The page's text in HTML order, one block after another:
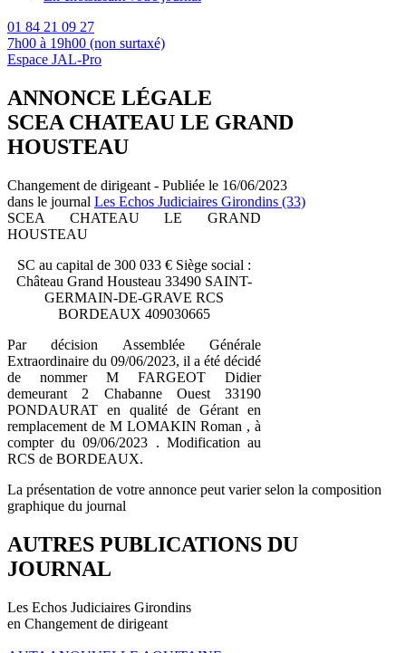
01 84 21 09 27
7h00 à 19h00 (non surtaxé)
Espace JAL-Pro
ANNONCE LÉGALE
SCEA CHATEAU LE GRAND
HOUSTEAU
Changement de dirigeant - Publiée le 16/06/2023
dans le journal Les Echos Judiciaires Girondins (33)
SCEA CHATEAU LE GRAND
HOUSTEAU
SC au capital de 300 033 € Siège social :
Château Grand Housteau 33490 SAINT-
GERMAIN-DE-GRAVE RCS
BORDEAUX 409030665
Par décision Assemblée Générale
Extraordinaire du 09/06/2023, il a été décidé
de nommer M FARGEOT Didier
demeurant 2 Chabanne Ouest 33190
PONDAURAT en qualité de Gérant en
remplacement de M LOMAKIN Roman , à
compter du 09/06/2023 . Modification au
RCS de BORDEAUX.
La présentation de votre annonce peut varier selon la composition
graphique du journal
AUTRES PUBLICATIONS DU
JOURNAL
Les Echos Judiciaires Girondins
en Changement de dirigeant